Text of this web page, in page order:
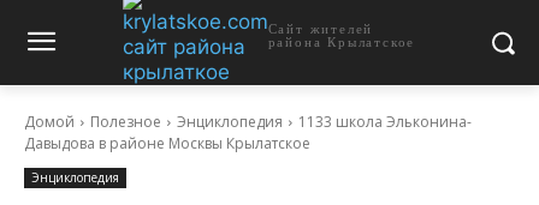
Сайт жителей
района Крылатское
Домой Полезное Энциклопедия
1133 школа Эльконина-
Давыдова в районе Москвы Крылатское
Энциклопедия